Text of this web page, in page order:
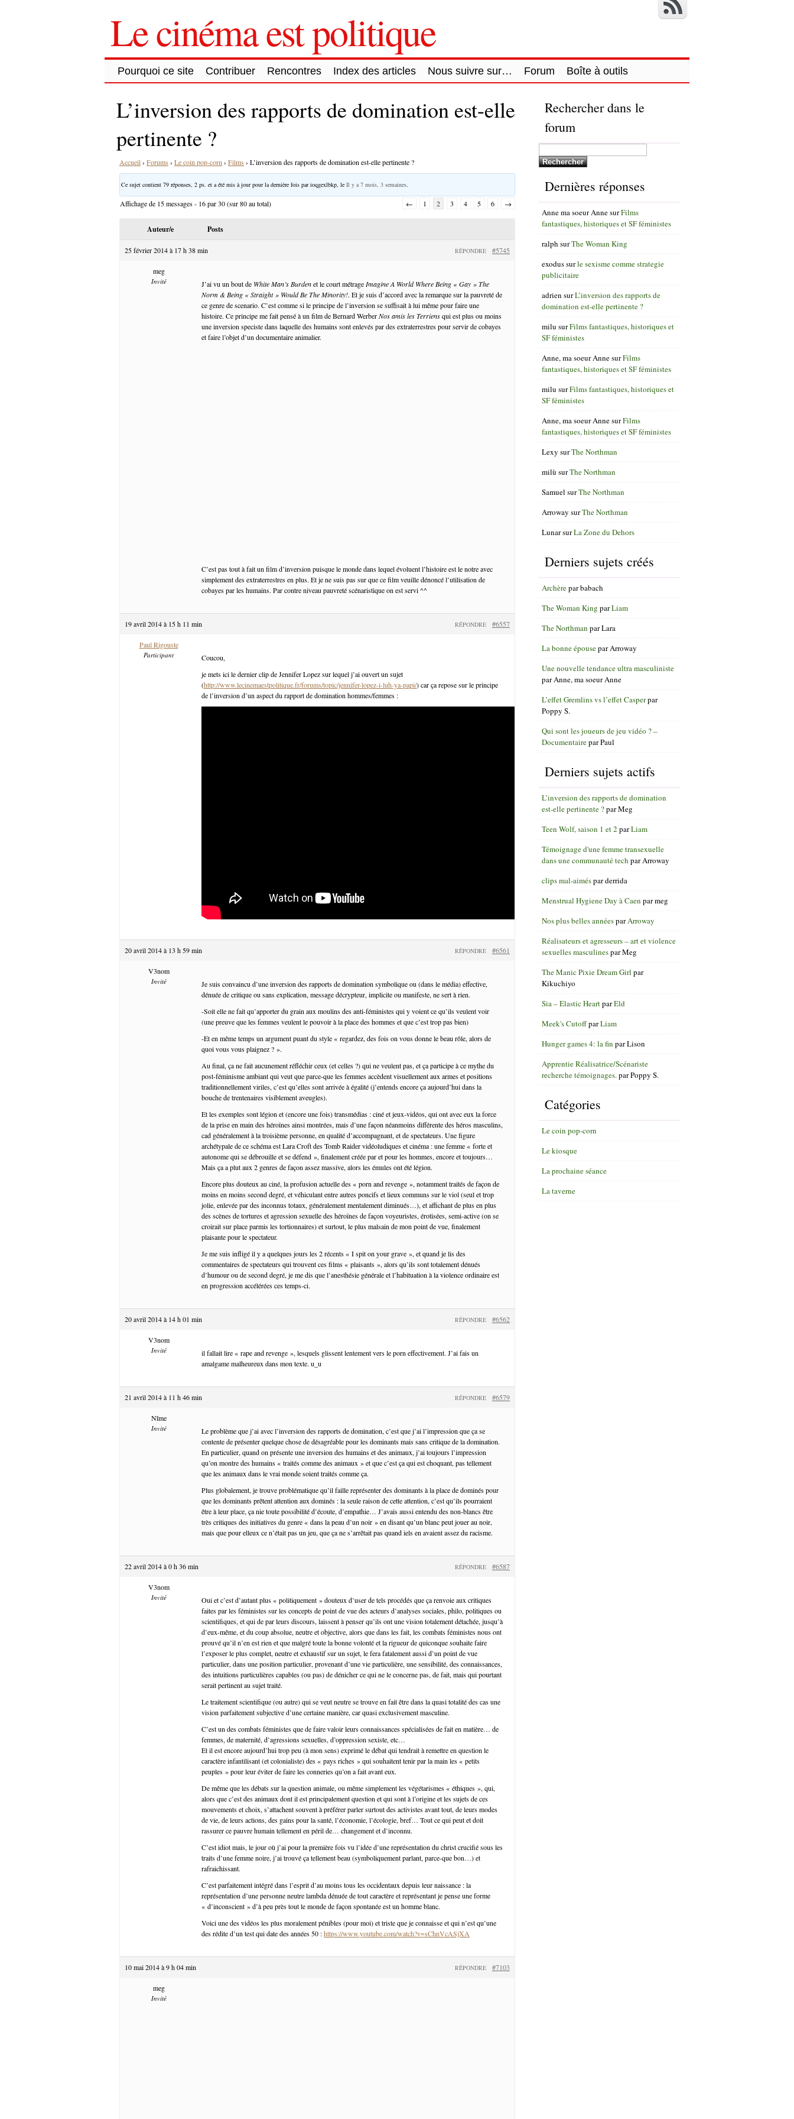
Le cinéma est politique
Pourquoi ce site Contribuer Rencontres Index des articles Nous suivre sur… Forum Boîte à outils
L’inversion des rapports de domination est-elle
pertinente ?
Accueil› Forums › Le coin pop-corn › Films › L’inversion des rapports de domination est-elle pertinente ?
Ce sujet contient 79 réponses, 2 ps. et a été mis à jour pour la dernière fois parioqgexlbkp , le Il y a 7 mois, 3 semaines
Affichage de 15 messages - 16 par 30 (sur 80 au total) ← 1 2 3 4 5 6 →
Auteur/e Posts
25 février 2014 à 17 h 38 min #5745
RÉPONDRE
meg
Invité J’ai vu un bout de White Man’s Burdenet le court métrage Imagine A World Where Being « Gay » The
Norm & Being « Straight » Would Be The Minority!. Et je suis d’accord avec la remarque sur la pauvreté de
ce genre de scenario. C’est comme si le principe de l’inversion se suffisait à lui même pour faire une
histoire. Ce principe me fait pensé à un film de Bernard WerberNos amis les Terriensqui est plus ou moins
une inversion speciste dans laquelle des humains sont enlevés par des extraterrestres pour servir de cobayes
et faire l’objet d’un documentaire animalier.
C’est pas tout à fait un film d’inversion puisque le monde dans lequel évoluent l’histoire est le notre avec
simplement des extraterrestres en plus. Et je ne suis pas sur que ce film veuille dénoncé l’utilisation de
cobayes par les humains. Par contre niveau pauvreté scénaristique on est servi ^^
19 avril 2014 à 15 h 11 min #6557
RÉPONDRE
Paul Rigouste
Participant
Coucou,
je mets ici le dernier clip de Jennifer Lopez sur lequel j’ai ouvert un sujet
(http://www.lecinemaestpolitique.fr/forums/topic/jennifer-lopez-i-luh-ya-papi/) car ça repose sur le principe
de l’inversion d’un aspect du rapport de domination hommes/femmes :
20 avril 2014 à 13 h 59 min #6561
RÉPONDRE
V3nom
Invité
Je suis convaincu d’une inversion des rapports de domination symbolique ou (dans le média) effective,
dénuée de critique ou sans explication, message décrypteur, implicite ou manifeste, ne sert à rien.
-Soit elle ne fait qu’apporter du grain aux moulins des anti-féministes qui y voient ce qu’ils veulent voir
(une preuve que les femmes veulent le pouvoir à la place des hommes et que c’est trop pas bien)
-Et en même temps un argument puant du style « regardez, des fois on vous donne le beau rôle, alors de
quoi vous vous plaignez ? ».
Au final, ça ne fait aucunement réfléchir ceux (et celles ?) qui ne veulent pas, et ça participe à ce mythe du
post-féminisme ambiant qui veut que parce-que les femmes accèdent visuellement aux armes et positions
traditionnellement viriles, c’est qu’elles sont arrivée à égalité (j’entends encore ça aujourd’hui dans la
bouche de trentenaires visiblement aveugles).
Et les exemples sont légion et (encore une fois) transmédias : ciné et jeux-vidéos, qui ont avec eux la force
de la prise en main des héroïnes ainsi montrées, mais d’une façon néanmoins différente des héros masculins,
cad généralement à la troisième personne, en qualité d’accompagnant, et de spectateurs. Une figure
archétypale de ce schéma est Lara Croft des Tomb Raider vidéoludiques et cinéma : une femme « forte et
autonome qui se débrouille et se défend », finalement créée par et pour les hommes, encore et toujours…
Mais ça a plut aux 2 genres de façon assez massive, alors les émules ont été légion.
Encore plus douteux au ciné, la profusion actuelle des « porn and revenge », notamment traités de façon de
moins en moins second degré, et véhiculant entre autres poncifs et lieux communs sur le viol (seul et trop
jolie, enlevée par des inconnus totaux, généralement mentalement diminués…), et affichant de plus en plus
des scènes de tortures et agression sexuelle des héroïnes de façon voyeuristes, érotisées, semi-active (on se
croirait sur place parmis les tortionnaires) et surtout, le plus malsain de mon point de vue, finalement
plaisante pour le spectateur.
Je me suis infligé il y a quelques jours les 2 récents « I spit on your grave », et quand je lis des
commentaires de spectateurs qui trouvent ces films « plaisants », alors qu’ils sont totalement dénués
d’humour ou de second degré, je me dis que l’anesthésie générale et l’habituation à la violence ordinaire est
en progression accélérées ces temps-ci.
20 avril 2014 à 14 h 01 min #6562
RÉPONDRE
V3nom
Invité
il fallait lire « rape and revenge », lesquels glissent lentement vers le porn effectivement. J’ai fais un
amalgame malheureux dans mon texte. u_u
21 avril 2014 à 11 h 46 min #6579
RÉPONDRE
Nîme
Invité
Le problème que j’ai avec l’inversion des rapports de domination, c’est que j’ai l’impression que ça se
contente de présenter quelque chose de désagréable pour les dominants mais sans critique de la domination.
En particulier, quand on présente une inversion des humains et des animaux, j’ai toujours l’impression
qu’on montre des humains « traités comme des animaux » et que c’est ça qui est choquant, pas tellement
que les animaux dans le vrai monde soient traités comme ça.
Plus globalement, je trouve problématique qu’il faille représenter des dominants à la place de dominés pour
que les dominants prêtent attention aux dominés : la seule raison de cette attention, c’est qu’ils pourraient
être à leur place, ça nie toute possibilité d’écoute, d’empathie… J’avais aussi entendu des non-blancs être
très critiques des initiatives du genre « dans la peau d’un noir » en disant qu’un blanc peut jouer au noir,
mais que pour elleux ce n’était pas un jeu, que ça ne s’arrêtait pas quand iels en avaient assez du racisme.
22 avril 2014 à 0 h 36 min #6587
RÉPONDRE
V3nom
Invité
Oui et c’est d’autant plus « politiquement » douteux d’user de tels procédés que ça renvoie aux critiques
faites par les féministes sur les concepts de point de vue des acteurs d’analyses sociales, philo, politiques ou
scientifiques, et qui de par leurs discours, laissent à penser qu’ils ont une vision totalement détachée, jusqu’à
d’eux-même, et du coup absolue, neutre et objective, alors que dans les fait, les combats féministes nous ont
prouvé qu’il n’en est rien et que malgré toute la bonne volonté et la rigueur de quiconque souhaite faire
l’exposer le plus complet, neutre et exhaustif sur un sujet, le fera fatalement aussi d’un point de vue
particulier, dans une position particulier, provenant d’une vie particulière, une sensibilité, des connaissances,
des intuitions particulières capables (ou pas) de dénicher ce qui ne le concerne pas, de fait, mais qui pourtant
serait pertinent au sujet traité.
Le traitement scientifique (ou autre) qui se veut neutre se trouve en fait être dans la quasi totalité des cas une
vision parfaitement subjective d’une certaine manière, car quasi exclusivement masculine.
C’est un des combats féministes que de faire valoir leurs connaissances spécialisées de fait en matière… de
femmes, de maternité, d’agressions sexuelles, d’oppression sexiste, etc…
Et il est encore aujourd’hui trop peu (à mon sens) exprimé le débat qui tendrait à remettre en question le
caractère infantilisant (et colonialiste) des « pays riches » qui souhaitent tenir par la main les « petits
peuples » pour leur éviter de faire les conneries qu’on a fait avant eux.
De même que les débats sur la question animale, ou même simplement les végétarismes « éthiques », qui,
alors que c’est des animaux dont il est principalement question et qui sont à l’origine et les sujets de ces
mouvements et choix, s’attachent souvent à préférer parler surtout des activistes avant tout, de leurs modes
de vie, de leurs actions, des gains pour la santé, l’économie, l’écologie, bref… Tout ce qui peut et doit
rassurer ce pauvre humain tellement en péril de… changement et d’inconnu.
C’est idiot mais, le jour où j’ai pour la première fois vu l’idée d’une représentation du christ crucifié sous les
traits d’une femme noire, j’ai trouvé ça tellement beau (symboliquement parlant, parce-que bon…) et
rafraichissant.
C’est parfaitement intégré dans l’esprit d’au moins tous les occidentaux depuis leur naissance : la
représentation d’une personne neutre lambda dénuée de tout caractère et représentant je pense une forme
« d’inconscient » d’à peu près tout le monde de façon spontanée est un homme blanc.
Voici une des vidéos les plus moralement pénibles (pour moi) et triste que je connaisse et qui n’est qu’une
des rédite d’un test qui date des années 50 :https://www.youtube.com/watch?v=sChnVcASjXA
10 mai 2014 à 9 h 04 min #7103
RÉPONDRE
meg
Invité
Rechercher dans le
forum
Dernières réponses
Anne ma soeur AnnesurFilms
fantastiques, historiques et SF féministes
ralph surThe Woman King
exodussurle sexisme comme strategie
publicitaire
adrien surL’inversion des rapports de
domination est-elle pertinente ?
milu surFilms fantastiques, historiques et
SF féministes
Anne, ma soeur AnnesurFilms
fantastiques, historiques et SF féministes
milu surFilms fantastiques, historiques et
SF féministes
Anne, ma soeur AnnesurFilms
fantastiques, historiques et SF féministes
Lexy surThe Northman
milù surThe Northman
Samuel surThe Northman
Arroway surThe Northman
LunarsurLa Zone du Dehors
Derniers sujets créés
Archèreparbabach
The Woman King parLiam
The Northman parLara
La bonne épouseparArroway
Une nouvelle tendance ultra masculiniste
parAnne, ma soeur Anne
L’effet Gremlins vs l’effet Casperpar
Poppy S.
Qui sont les joueurs de jeu vidéo ? –
DocumentaireparPaul
Derniers sujets actifs
L’inversion des rapports de domination
est-elle pertinente ?parMeg
Teen Wolf, saison 1 et 2 parLiam
Témoignage d'une femme transexuelle
dans une communauté tech parArroway
clips mal-aimésparderrida
Menstrual Hygiene Day à Caen parmeg
Nos plus belles annéesparArroway
Réalisateurs et agresseurs – art et violence
sexuelles masculinesparMeg
The Manic Pixie Dream Girl par
Kikuchiyo
Sia – Elastic HeartparEld
Meek's CutoffparLiam
Hunger games 4: la fin parLison
Apprentie Réalisatrice/Scénariste
recherche témoignages. parPoppy S.
Catégories
Le coin pop-corn
Le kiosque
La prochaine séance
La taverne